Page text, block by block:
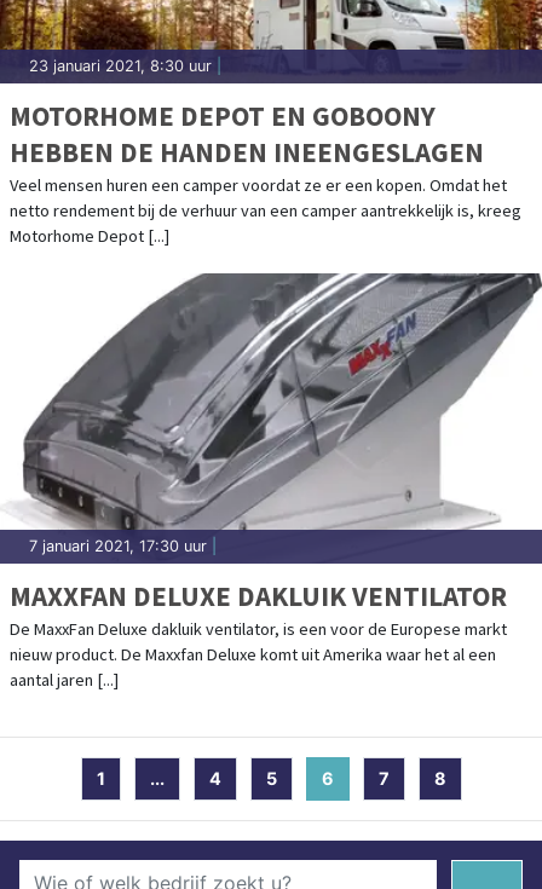
23 januari 2021, 8:30 uur
MOTORHOME DEPOT EN GOBOONY
HEBBEN DE HANDEN INEENGESLAGEN
Veel mensen huren een camper voordat ze er een kopen. Omdat het
netto rendement bij de verhuur van een camper aantrekkelijk is, kreeg
Motorhome Depot [...]
7 januari 2021, 17:30 uur
MAXXFAN DELUXE DAKLUIK VENTILATOR
De MaxxFan Deluxe dakluik ventilator, is een voor de Europese markt
nieuw product. De Maxxfan Deluxe komt uit Amerika waar het al een
aantal jaren [...]
1 ... 4 5 6 (current)
7 8